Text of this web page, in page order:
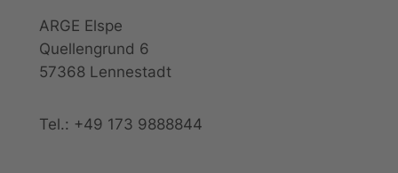
ARGE Elspe
Quellengrund 6
57368 Lennestadt
Tel.: +49 173 9888844